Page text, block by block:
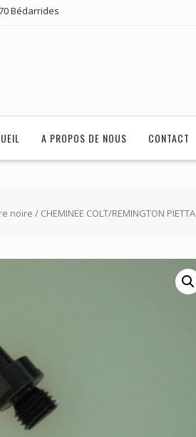
Bédarrides
A PROPOS DE NOUS CONTACT
noire / CHEMINEE COLT/REMINGTON PIETTA